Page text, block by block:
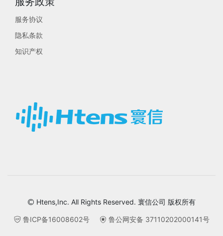
服务协议
隐私条款
知识产权
 Htens,Inc. All Rights Reserved. 寰信公司 版权所有
鲁ICP备16008602号  鲁公网安备 37110202000141号